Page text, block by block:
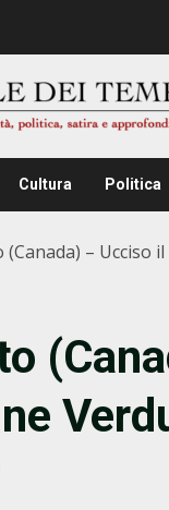
Cultura Politica
– Ucciso